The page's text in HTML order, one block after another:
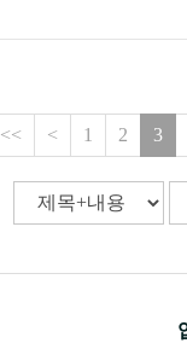
<< < 1 2 3